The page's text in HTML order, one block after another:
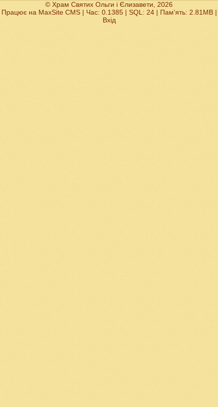
© Храм Святих Ольги і Єлизавети, 2026
Працює на MaxSite CMS| Час: 0.1385 | SQL: 24 | Пам'ять: 2.81MB|
Вхід